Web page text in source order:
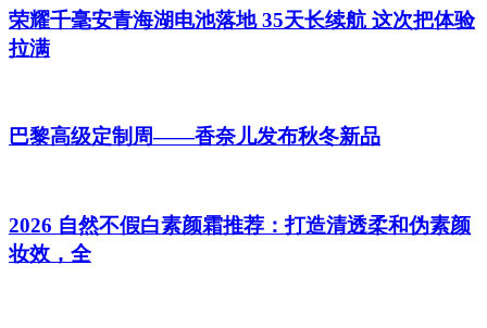
荣耀千毫安青海湖电池落地 35天长续航 这次把体验
拉满
巴黎高级定制周——香奈儿发布秋冬新品
2026 自然不假白素颜霜推荐：打造清透柔和伪素颜
妆效，全